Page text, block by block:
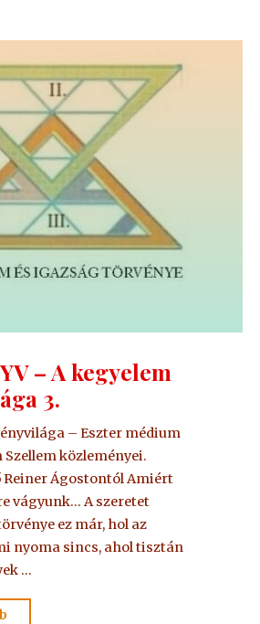
kegyelem
4."
– A kegyelem
3.
– Eszter médium
Szellem közleményei.
Ágostontól Amiért
vágyunk… A szeretet
ez már, hol az
nyoma sincs, ahol tisztán
…